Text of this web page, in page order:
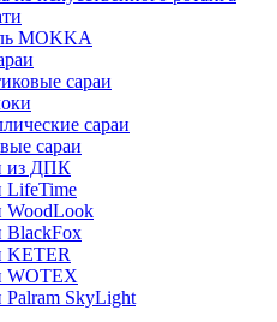
MOKKA
сараи
сараи
сараи
из ДПК
LifeTime
WoodLook
BlackFox
KETER
WOTEX
Palram SkyLight